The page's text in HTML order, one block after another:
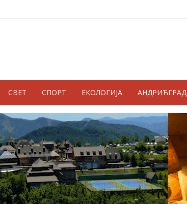
СВЕТ СПОРТ ЕКОЛОГИЈА АНДРИЋГРАД